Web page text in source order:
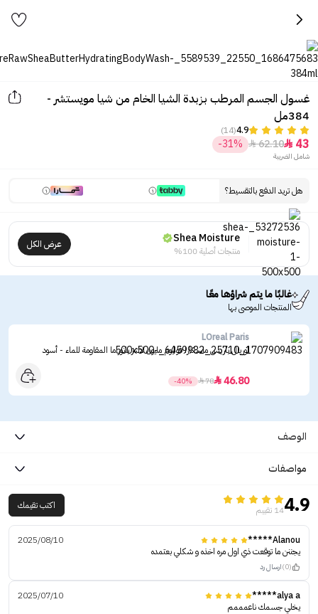
غسول الجسم المرطب بزبدة الشيا الخام من شيا مويستشر -
384مل
4.9
(14)
43

62.10

-31%
شامل الضريبة
هل تريد الدفع بالتقسيط؟
Shea Moisture
منتجات أصلية 100%
عرض الكل
غالبًا ما يتم شراؤها معًا
المنتجات الموصى بها
LOreal Paris
لوريال باريس ماسكارا فوليوم مليون لاشز بانوراما المقاومة للماء - أسود
46.80

78

-40%
الوصف
مواصفات
4.914 تقييم اكتب تقيمك
Alanou*****
2025/08/10
يجننن ما توقعت ذي اول مره اخذه و شكلي بعتمده
(0) ارسال رد
alya a*****
2025/07/10
يخلي جسمك ناعمممم